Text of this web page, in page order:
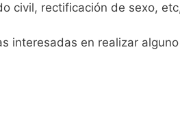
civil, rectificación de sexo,
interesadas en realizar